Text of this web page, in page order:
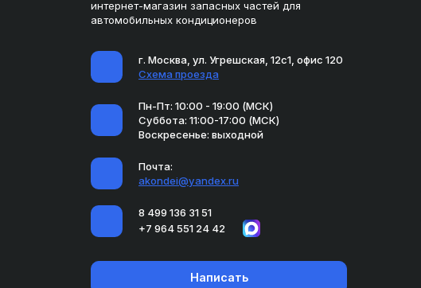
интернет-магазин запасных частей для
автомобильных кондиционеров
г. Москва, ул. Угрешская, 12с1, офис 120
Схема проезда
Пн-Пт: 10:00 - 19:00 (МСК)
Суббота: 11:00-17:00 (МСК)
Воскресенье: выходной
Почта:
akondei@yandex.ru
8 499 136 31 51
+7 964 551 24 42
Написать